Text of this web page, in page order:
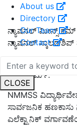
About us
Directory
Our Team
Contact
CLOSE
ನ್ಯಾಷನಲ್ ಮೀನ್ಸ್ ಕಮ್
ನ್ಯಾಷನಲ್
ವಿದ್ಯಾರ್ಥಿಗಳಿಗೆ
ಪ್ಲಾಟ್‌ಫಾರ್ಮ್.
NMMSS
ಸಾರ್ವಜನಿಕ ಹಣಕಾಸು
ಎಲೆಕ್ಟ್ರಾನಿಕ್